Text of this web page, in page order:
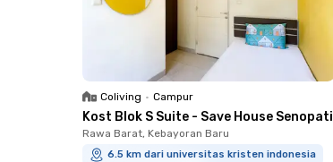
Coliving • Campur
Kost Blok S Suite - Save House Senopati
Rawa Barat, Kebayoran Baru
6.5 km dari universitas kristen indonesia